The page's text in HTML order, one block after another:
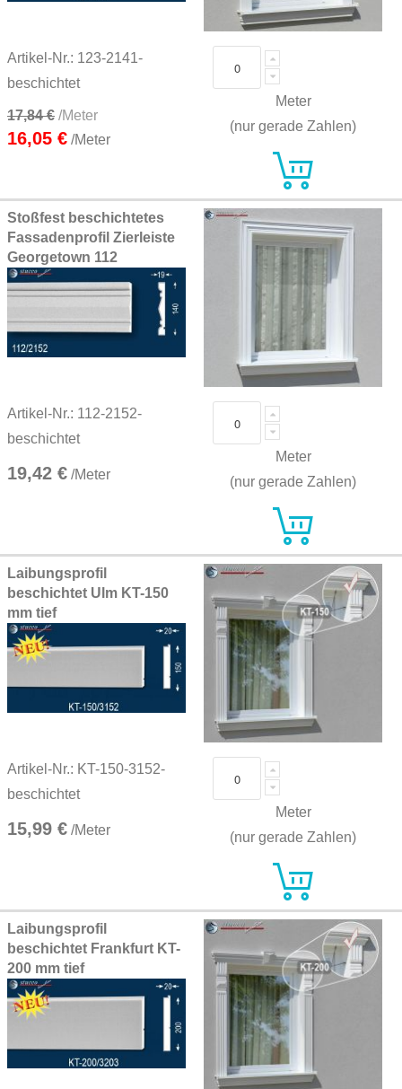
Artikel-Nr.: 123-2141-
beschichtet
17,84 € /Meter
16,05 € /Meter
Meter
(nur gerade Zahlen)
Stoßfest beschichtetes
Fassadenprofil Zierleiste
Georgetown 112
Artikel-Nr.: 112-2152-
beschichtet
19,42 € /Meter
Meter
(nur gerade Zahlen)
Laibungsprofil
beschichtet Ulm KT-150
mm tief
Artikel-Nr.: KT-150-3152-
beschichtet
15,99 € /Meter
Meter
(nur gerade Zahlen)
Laibungsprofil
beschichtet Frankfurt KT-
200 mm tief